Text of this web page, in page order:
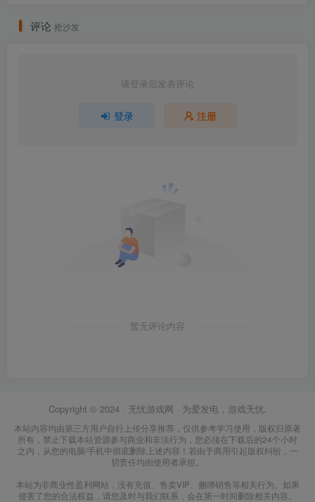
评论 抢沙发
请登录后发表评论
登录 注册
暂无评论内容
Copyright © 2024 · 无忧游戏网 · 为爱发电，游戏无忧.
本站内容均由第三方用户自行上传分享推荐，仅供参考学习使用，版权归原著
所有，禁止下载本站资源参与商业和非法行为，您必须在下载后的24个小时
之内，从您的电脑/手机中彻底删除上述内容！若由于商用引起版权纠纷，一
切责任均由使用者承担。
本站为非商业性盈利网站，没有充值、售卖VIP、捆绑销售等相关行为。如果
侵害了您的合法权益，请您及时与我们联系，会在第一时间删除相关内容。